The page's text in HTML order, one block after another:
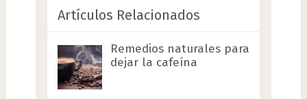
Artículos Relacionados
Remedios naturales para
dejar la cafeína